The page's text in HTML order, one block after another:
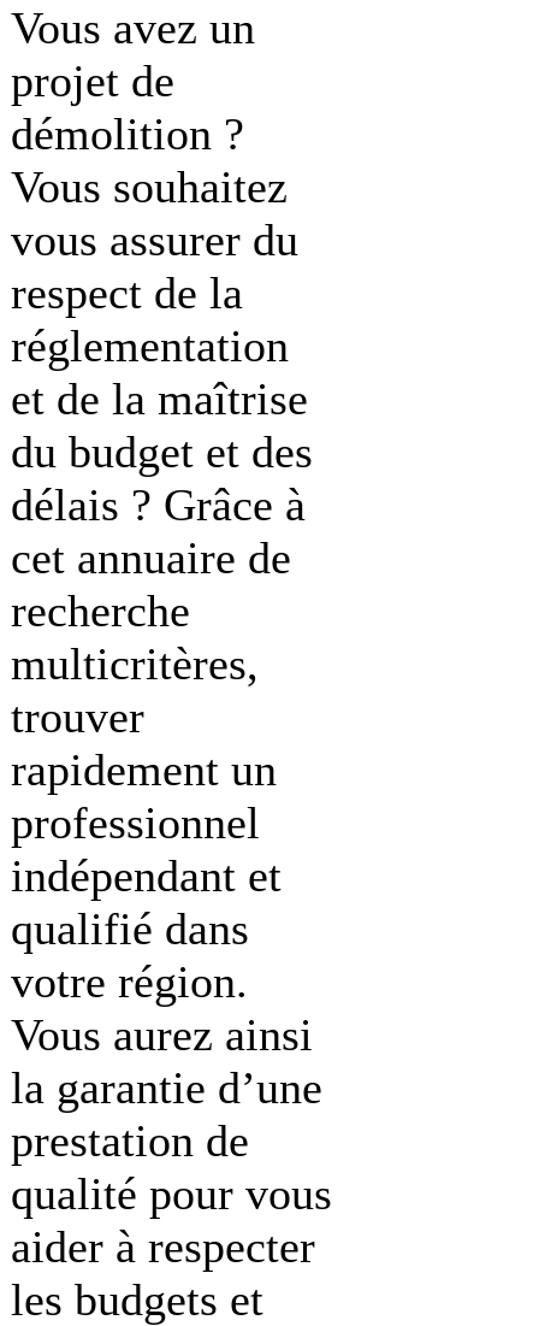
Vous avez un
projet de
démolition ?
Vous souhaitez
vous assurer du
respect de la
réglementation
et de la maîtrise
du budget et des
délais ? Grâce à
cet annuaire de
recherche
multicritères,
trouver
rapidement un
professionnel
indépendant et
qualifié dans
votre région.
Vous aurez ainsi
la garantie d’une
prestation de
qualité pour vous
aider à respecter
les budgets et